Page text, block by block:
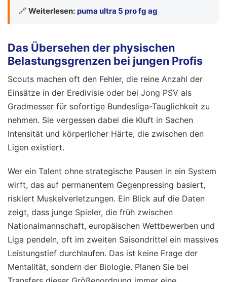
🔗 Weiterlesen: puma ultra 5 pro fg ag
Das Übersehen der physischen
Belastungsgrenzen bei jungen Profis
Scouts machen oft den Fehler, die reine Anzahl der
Einsätze in der Eredivisie oder bei Jong PSV als
Gradmesser für sofortige Bundesliga-Tauglichkeit zu
nehmen. Sie vergessen dabei die Kluft in Sachen
Intensität und körperlicher Härte, die zwischen den
Ligen existiert.
Wer ein Talent ohne strategische Pausen in ein System
wirft, das auf permanentem Gegenpressing basiert,
riskiert Muskelverletzungen. Ein Blick auf die Daten
zeigt, dass junge Spieler, die früh zwischen
Nationalmannschaft, europäischen Wettbewerben und
Liga pendeln, oft im zweiten Saisondrittel ein massives
Leistungstief durchlaufen. Das ist keine Frage der
Mentalität, sondern der Biologie. Planen Sie bei